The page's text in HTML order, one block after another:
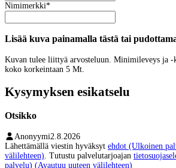
Nimimerkki*
Lisää kuva painamalla tästä tai
Kuvan tulee liittyä arvosteluun. Minimileveys ja -
koko korkeintaan 5 Mt.
Kysymyksen esikatselu
Otsikko
Anonyymi2.8.2026
Lähettämällä viestin hyväksyt ehdot (Ulkoinen
välilehteen) . Tutustu palvelutarjoajan
palvelu) (Avautuu uuteen välilehteen)